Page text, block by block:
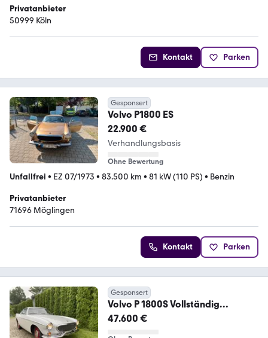
Privatanbieter
50999 Köln
Kontakt Parken
Gesponsert
Volvo P1800 ES
22.900 €
Verhandlungsbasis
Ohne Bewertung
Unfallfrei • EZ 07/1973 • 83.500 km • 81 kW (110 PS) • Benzin
Privatanbieter
71696 Möglingen
Kontakt Parken
Gesponsert
Volvo P 1800S Vollständig
restauriert, perfekter Zust
47.600 €